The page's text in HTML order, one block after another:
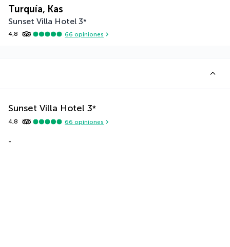
Turquía, Kas
Sunset Villa Hotel 3*
4,8 66 opiniones
Sunset Villa Hotel 3*
4,8 66 opiniones
-